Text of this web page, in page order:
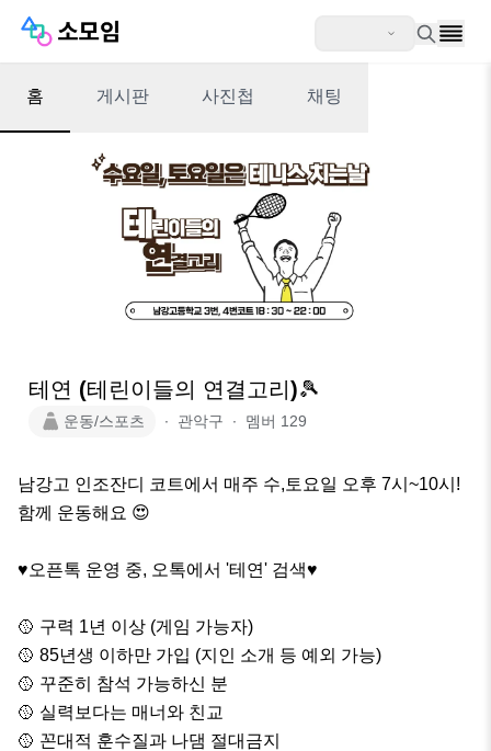
홈 게시판 사진첩 채팅
테연 (테린이들의 연결고리)🎾
운동/스포츠 ∙ 관악구 ∙ 멤버 129
남강고 인조잔디 코트에서 매주 수,토요일 오후 7시~10시!
함께 운동해요 😍
♥️오픈톡 운영 중, 오톡에서 '테연' 검색♥️
🥎 구력 1년 이상 (게임 가능자)
🥎 85년생 이하만 가입 (지인 소개 등 예외 가능)
🥎 꾸준히 참석 가능하신 분
🥎 실력보다는 매너와 친교
🥎 꼰대적 훈수질과 나댐 절대금지